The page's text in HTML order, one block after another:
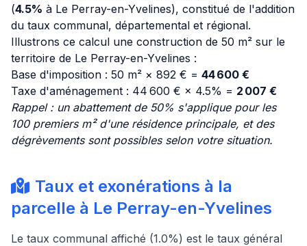
(4.5% à Le Perray-en-Yvelines), constitué de l'addition
du taux communal, départemental et régional.
Illustrons ce calcul une construction de 50 m² sur le
territoire de Le Perray-en-Yvelines :
Base d'imposition : 50 m² × 892 € = 44 600 €
Taxe d'aménagement : 44 600 € × 4.5% = 2 007 €
Rappel : un abattement de 50% s'applique pour les
100 premiers m² d'une résidence principale, et des
dégrèvements sont possibles selon votre situation.
Taux et exonérations à la
parcelle à Le Perray-en-Yvelines
Le taux communal affiché (1.0%) est le taux général